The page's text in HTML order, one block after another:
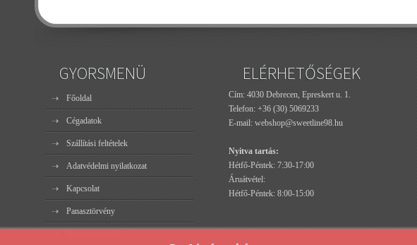
GYORSMENÜ
Főoldal
Cégadatok
Szállítási feltételek
Adatvédelmi nyilatkozat
Kapcsolat
Panasztörvény
ELÉRHETŐSÉGEK
Cím: 4030 Debrecen, Epreskert u. 1.
Telefon: +36 (30) 5069233
E-mail: webshop@sweetline98.hu
Nyitva tartás:
Hétfő-Péntek: 7:30-17:00
Áruátvétel:
Hétfő-Péntek: 8:00-15:00